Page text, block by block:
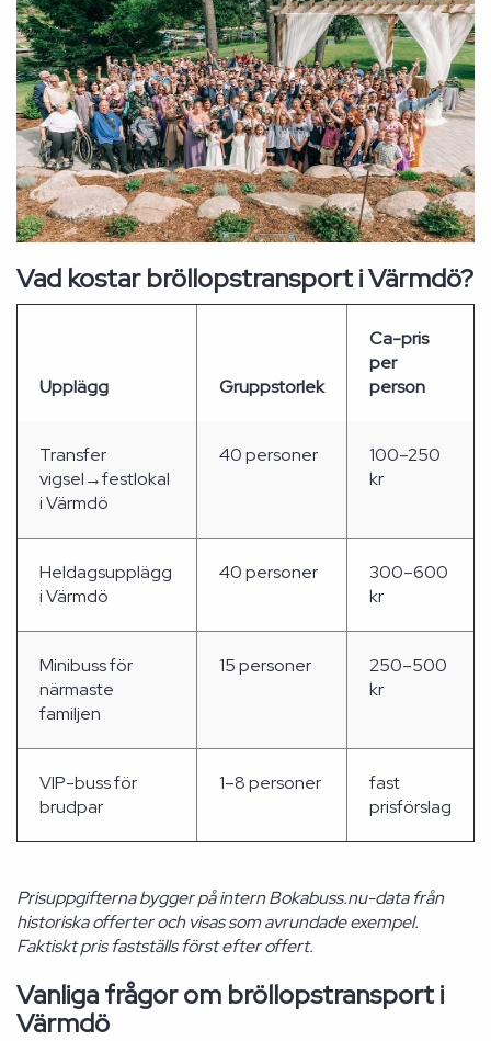
Vad kostar bröllopstransport i Värmdö?
Upplägg Gruppstorlek
Ca-pris
per
person
Transfer
vigsel→festlokal
i Värmdö
40 personer
100–250
kr
Heldagsupplägg
i Värmdö
40 personer
300–600
kr
Minibuss för
närmaste
familjen
15 personer
250–500
kr
VIP-buss för
brudpar
1–8 personer
fast
prisförslag
Prisuppgifterna bygger på intern Bokabuss.nu-data från
historiska offerter och visas som avrundade exempel.
Faktiskt pris fastställs först efter offert.
Vanliga frågor om bröllopstransport i
Värmdö